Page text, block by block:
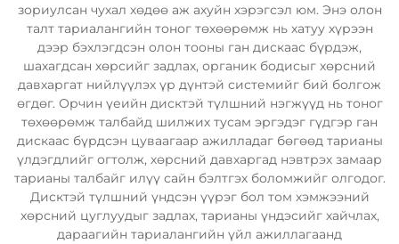
зориулсан чухал хөдөө аж ахуйн хэрэгсэл юм. Энэ олон
талт тариалангийн тоног төхөөрөмж нь хатуу хүрээн
дээр бэхлэгдсэн олон тооны ган дискаас бүрдэж,
шахагдсан хөрсийг задлах, органик бодисыг хөрсний
давхаргат нийлүүлэх үр дүнтэй системийг бий болгож
өгдөг. Орчин үеийн дисктэй түлшний нэгжүүд нь тоног
төхөөрөмж талбайд шилжих тусам эргэдэг гүдгэр ган
дискаас бүрдсэн цуваагаар ажилладаг бөгөөд тарианы
үлдэгдлийг огтолж, хөрсний давхаргад нэвтрэх замаар
тарианы талбайг илүү сайн бэлтгэх боломжийг олгодог.
Дисктэй түлшний үндсэн үүрэг бол том хэмжээний
хөрсний цуглуудыг задлах, тарианы үндэсийг хайчлах,
дараагийн тариалангийн үйл ажиллагаанд